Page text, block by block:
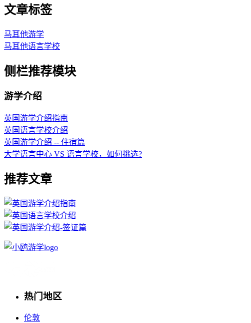
文章标签
马耳他游学
马耳他语言学校
侧栏推荐模块
游学介绍
英国游学介绍指南
英国语言学校介绍
英国游学介绍 -- 住宿篇
大学语言中心 VS 语言学校，如何挑选?
推荐文章
热门地区
伦敦